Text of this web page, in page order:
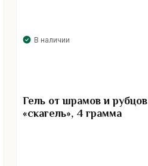
В наличии
Гель от шрамов и рубцов
«скагель», 4 грамма